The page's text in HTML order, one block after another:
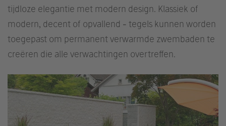
tijdloze elegantie met modern design. Klassiek of
modern, decent of opvallend - tegels kunnen worden
toegepast om permanent verwarmde zwembaden te
creëren die alle verwachtingen overtreffen.